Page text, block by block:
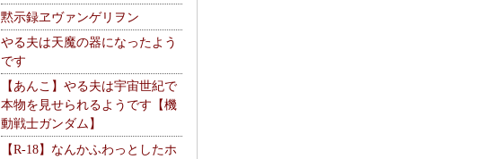
黙示録ヱヴァンゲリヲン
やる夫は天魔の器になったよう
です
【あんこ】やる夫は宇宙世紀で
本物を見せられるようです【機
動戦士ガンダム】
【R-18】なんかふわっとしたホ